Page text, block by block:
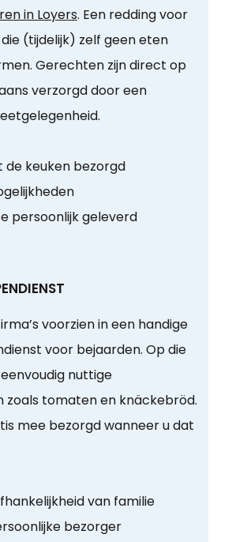
in Loyers. Een redding voor
(tijdelijk) zelf geen eten
Gerechten zijn direct op
verzorgd door een
de keuken bezorgd
persoonlijk geleverd
voorzien in een handige
voor bejaarden. Op die
nuttige
zoals tomaten en knäckebröd.
mee bezorgd wanneer u dat
van familie
bezorger